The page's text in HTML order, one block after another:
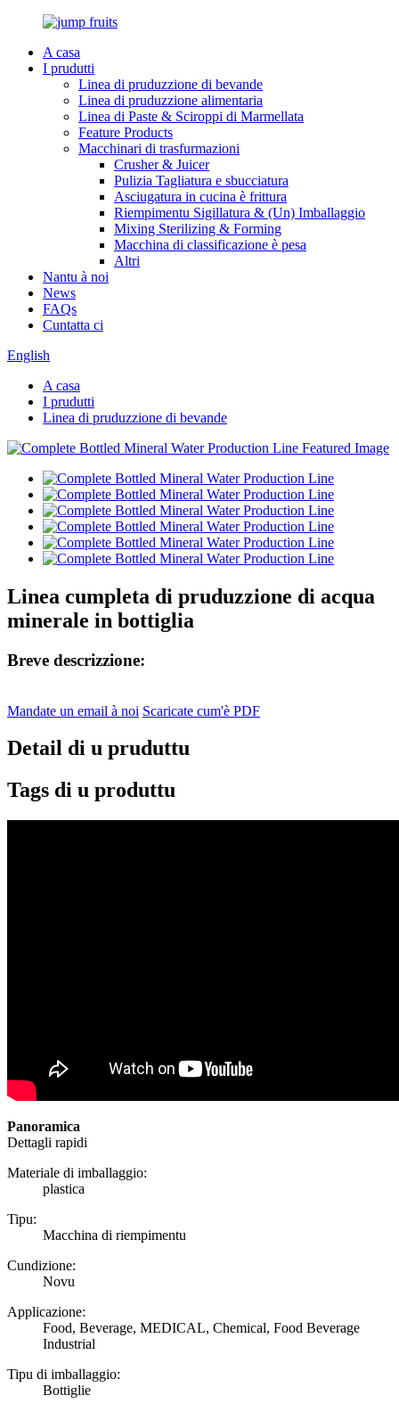
A casa
I prudutti
Linea di pruduzzione di bevande
Linea di pruduzzione alimentaria
Linea di Paste & Sciroppi di Marmellata
Feature Products
Macchinari di trasfurmazioni
Crusher & Juicer
Pulizia Tagliatura e sbucciatura
Asciugatura in cucina è frittura
Riempimentu Sigillatura & (Un) Imballaggio
Mixing Sterilizing & Forming
Macchina di classificazione è pesa
Altri
Nantu à noi
News
FAQs
Cuntatta ci
English
A casa
I prudutti
Linea di pruduzzione di bevande
Linea cumpleta di pruduzzione di acqua
minerale in bottiglia
Breve descrizzione:
Mandate un email à noi Scaricate cum'è PDF
Detail di u pruduttu
Tags di u produttu
Panoramica
Dettagli rapidi
Materiale di imballaggio:
plastica
Tipu:
Macchina di riempimentu
Cundizione:
Novu
Applicazione:
Food, Beverage, MEDICAL, Chemical, Food Beverage
Industrial
Tipu di imballaggio:
Bottiglie